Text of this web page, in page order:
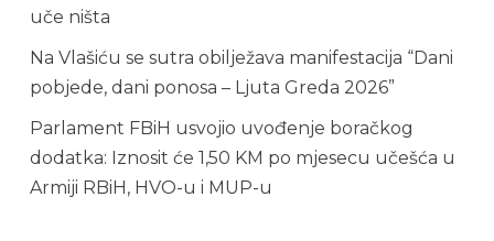
uče ništa
Na Vlašiću se sutra obilježava manifestacija “Dani
pobjede, dani ponosa – Ljuta Greda 2026”
Parlament FBiH usvojio uvođenje boračkog
dodatka: Iznosit će 1,50 KM po mjesecu učešća u
Armiji RBiH, HVO-u i MUP-u